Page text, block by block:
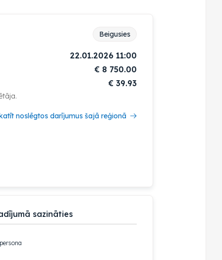
Beigusies
22.01.2026 11:00
€ 8 750.00
€ 39.93
noslēgtos darījumus šajā reģionā
sazināties